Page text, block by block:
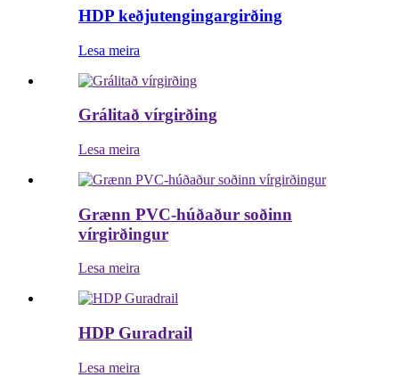
HDP keðjutengingargirðing
Lesa meira
Grálitað vírgirðing
Lesa meira
Grænn PVC-húðaður soðinn
vírgirðingur
Lesa meira
HDP Guradrail
Lesa meira